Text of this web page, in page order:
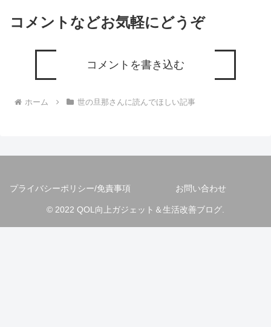
コメントなどお気軽にどうぞ
コメントを書き込む
ホーム 世の旦那さんに読んでほしい記事
プライバシーポリシー/免責事項 お問い合わせ
© 2022 QOL向上ガジェット＆生活改善ブログ.